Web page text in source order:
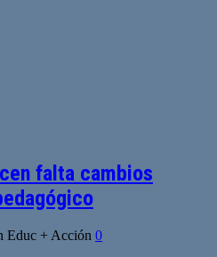
falta cambios
Educ + Acción 0